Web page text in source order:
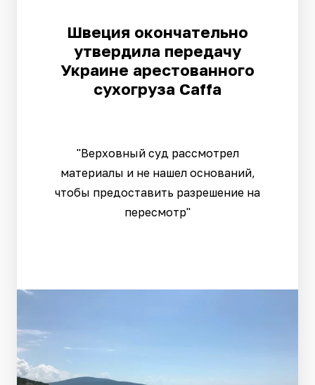
Швеция окончательно
утвердила передачу
Украине арестованного
сухогруза Caffа
"Верховный суд рассмотрел
материалы и не нашел оснований,
чтобы предоставить разрешение на
пересмотр"